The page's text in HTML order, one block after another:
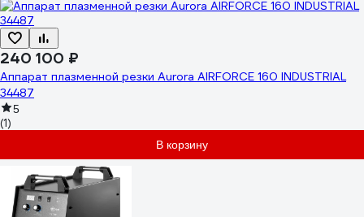
240 100 ₽
Аппарат плазменной резки Aurora AIRFORCE 160 INDUSTRIAL
34487
5
(1)
В корзину